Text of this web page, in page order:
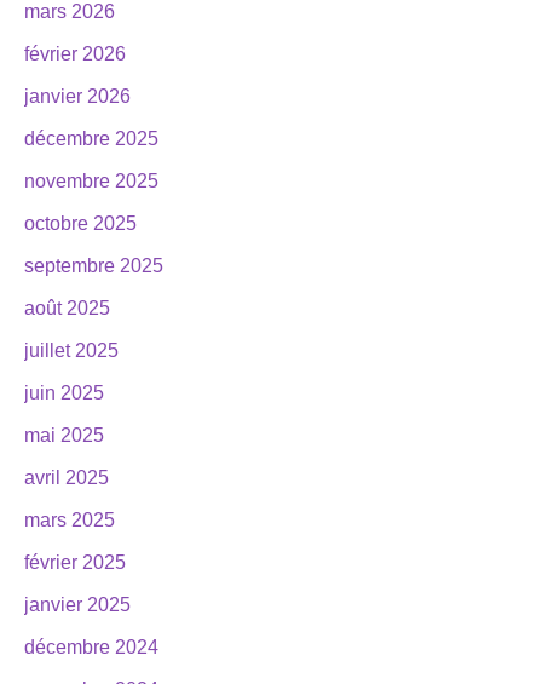
mars 2026
février 2026
janvier 2026
décembre 2025
novembre 2025
octobre 2025
septembre 2025
août 2025
juillet 2025
juin 2025
mai 2025
avril 2025
mars 2025
février 2025
janvier 2025
décembre 2024